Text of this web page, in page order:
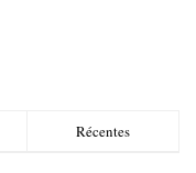
Récentes